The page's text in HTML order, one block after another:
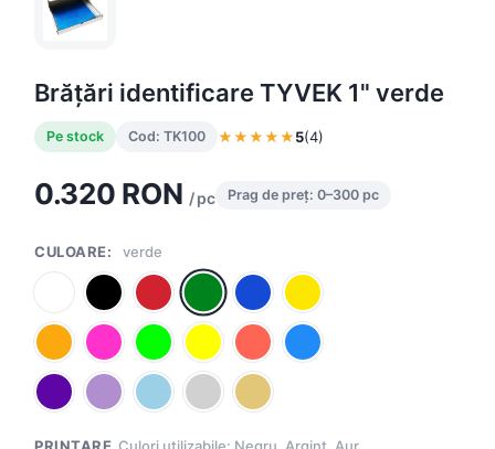
Brăţări identificare TYVEK 1" verde
Pe stock Cod: TK100 ★★★★★5(4)
0.320 RON / pc Prag de preț: 0–300 pc
CULOARE: verde